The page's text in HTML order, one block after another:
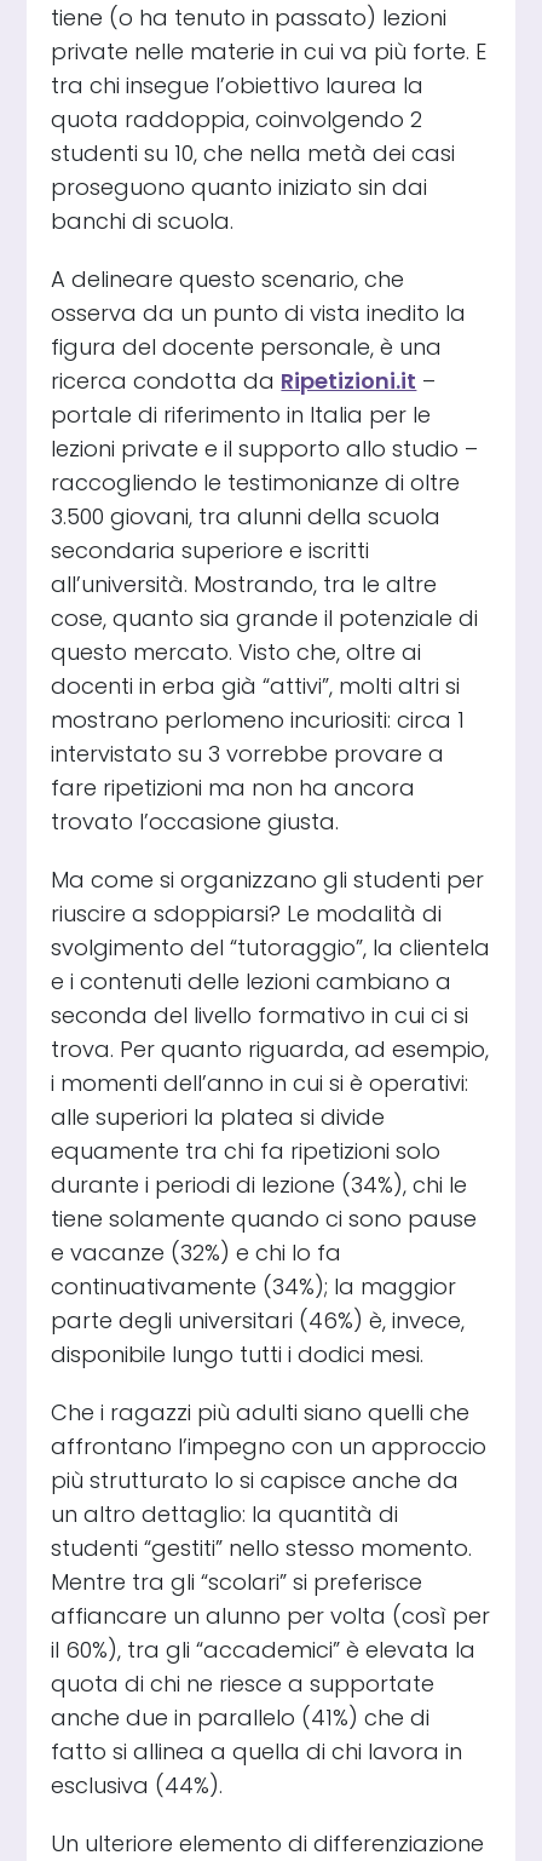
tiene (o ha tenuto in passato) lezioni
private nelle materie in cui va più forte. E
tra chi insegue l’obiettivo laurea la
quota raddoppia, coinvolgendo 2
studenti su 10, che nella metà dei casi
proseguono quanto iniziato sin dai
banchi di scuola.
A delineare questo scenario, che
osserva da un punto di vista inedito la
figura del docente personale, è una
ricerca condotta da Ripetizioni.it –
portale di riferimento in Italia per le
lezioni private e il supporto allo studio –
raccogliendo le testimonianze di oltre
3.500 giovani, tra alunni della scuola
secondaria superiore e iscritti
all’università. Mostrando, tra le altre
cose, quanto sia grande il potenziale di
questo mercato. Visto che, oltre ai
docenti in erba già “attivi”, molti altri si
mostrano perlomeno incuriositi: circa 1
intervistato su 3 vorrebbe provare a
fare ripetizioni ma non ha ancora
trovato l’occasione giusta.
Ma come si organizzano gli studenti per
riuscire a sdoppiarsi? Le modalità di
svolgimento del “tutoraggio”, la clientela
e i contenuti delle lezioni cambiano a
seconda del livello formativo in cui ci si
trova. Per quanto riguarda, ad esempio,
i momenti dell’anno in cui si è operativi:
alle superiori la platea si divide
equamente tra chi fa ripetizioni solo
durante i periodi di lezione (34%), chi le
tiene solamente quando ci sono pause
e vacanze (32%) e chi lo fa
continuativamente (34%); la maggior
parte degli universitari (46%) è, invece,
disponibile lungo tutti i dodici mesi.
Che i ragazzi più adulti siano quelli che
affrontano l’impegno con un approccio
più strutturato lo si capisce anche da
un altro dettaglio: la quantità di
studenti “gestiti” nello stesso momento.
Mentre tra gli “scolari” si preferisce
affiancare un alunno per volta (così per
il 60%), tra gli “accademici” è elevata la
quota di chi ne riesce a supportate
anche due in parallelo (41%) che di
fatto si allinea a quella di chi lavora in
esclusiva (44%).
Un ulteriore elemento di differenziazione